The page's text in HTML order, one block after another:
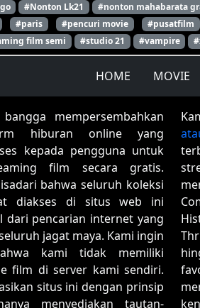
#Nonton Lk21 #nonton mahabarata
#paris #pencuri movie #pusatfilm
film semi #studio 21 #vampire
HOME MOVIE
mempersembahkan
hiburan online yang
kepada pengguna untuk
film secara gratis.
bahwa seluruh koleksi
diakses di situs web ini
dari pencarian internet yang
jagat maya. Kami ingin
kami tidak memiliki
film di server kami sendiri.
situs ini dengan prinsip
menyediakan tautan-